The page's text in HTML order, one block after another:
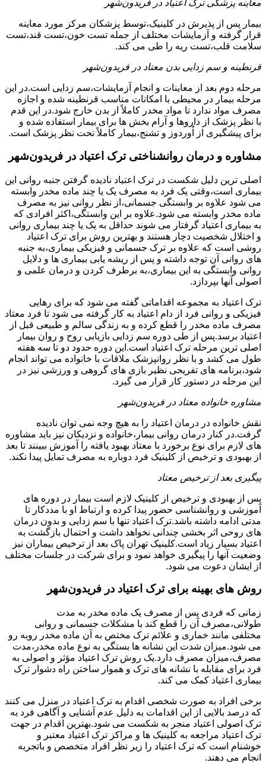
معاینه پزشکی ترک اعتیاد در فریدون‌شهر
بیمار پس از پذیرش در کلینیک،توسط پزشکان مرکز مورد معاینه
قرار گرفته و آزمایشات مختلف از جمله تست خون،تست قند،تست
سلامت قلب،تست ریه را طی می کند.
قرنطینه و سم زدایی بدن معتاد در فریدون‌شهر
مرحله دوم بعد از معاینات و انجام آزمایشات،سم زدایی است.در این
مرحله بیمار در محیطی با امکانات مناسب قرنطینه شده و اجازه
مصرف مواد ندارد تا مواد مخدر کاملاً از بدن خارج شود.در این قدم
با نظر پزشک از داروها و آرام بخش ها برای بیمار استفاده شده و
برای پیشگیری از اُوردوز و تشنج،بیمار کاملاً تحت نظر پزشک است.
مشاوره و درمان روانشناختی ترک اعتیاد در فریدون‌شهر
اصلی ترین دلیل شکست در ترک اعتیاد نادیده گرفتن جنبه روانی این
بیماری است،وقتی یک فرد به مصرف یک یا چند ماده مخدر وابسته
می شود علاوه بر وابستگی جسمانی،از نظر روانی نیز به مصرف
ماده مخدر وابسته می شود.علاوه بر این وابستگی،اکثر افرادی که
به بیماری اعتیاد گرفتار می شوند حداقل به یک یا چند بیماری روانی
و اختلال شخصیت دچار هستند و بهترین روش برای ترک اعتیاد
روشی است که علاوه بر ترک جسمانی و فیزیکی بیماری،به جنبه
های روانی آن توجه داشته و پس از ریشه یابی بیماری ها و دلایل
روانی وابستگی به این بیماری،به برطرف کردن و درمان علمی و
اصولی آنها بپردازد.
ترک اعتیاد به مجموعه اقداماتی گفته می شود که برای رهایی
فیزیکی و روانی فرد از دام اعتیاد به کار گرفته می شود تا فرد معتاد
مصرف ماده مخدر را قطع کرده و به زندگی سالم و طبیعی قبل از
اعتیاد برسد.پس از طی دوره سم زدایی بازیابی روح و روان بیمار
اصلی ترین مرحله ترک اعتیاد است.این دوره حدود دو تا سه هفته
طول می کشد و با نظر روانپزشک ملاقات با خانواده می تواند انجام
شود،برنامه های تفریحی نظیر بازی های گروهی و ورزشی نیز در
این مرحله در دستور کار قرار می گیرد.
مشاوره خانواده معتاد در فریدون‌شهر
نقش خانواده در درمان اعتیاد را به هیچ وجه نمی توان نادیده
گرفت.در کنار درمان روانی بیمار،خانواده و نزدیکان نیز باید مشاوره
های لازم برای نوع برخورد با معتاد بهبود یافته را آموزش ببینند تا بعد
از بهبودی و ترخیص از کلینیک فرد دوباره به مصرف تمایل پیدا نکند.
پیگیری بعد از ترخیص معتاد
پس از بهبودی و ترخیص از کلینیک لازم است بیمار در دوره های
آموزشی و روانشناسی حضور پیدا کرده و ارتباط او با مددکار تا
مدتی ادامه داشته باشد.ترک اعتیاد تنها با سم زدایی و بدون درمان
های روحی اثر بخشی چندانی نخواهد داشت و احتمال بازگشت به
اعتیاد بسیار زیاد است.کلینیک تهران پاک بعد از ترخیص بیماران نیز
وضعیت آنها را پیگیری خواهد نمود و برای شرکت در جلسات مختلف
از ایشان دعوت می شود.
روش های بهینه برای ترک اعتیاد در فریدون‌شهر
زمانی که فردی پس از مصرف یک ماده مخدر به مدت
طولانی،مصرف آن را قطع کند با مشکلات جسمانی و روانی
مختلفی مانند خماری و علائم ترک مختص به آن ماده مخدر روبه رو
می شود.میزان شدت این نشانه ها بستگی به نوع ماده مخدر،مدت
مصرف،میزان مصرف دارد.یک روش ترک اعتیاد مؤثر و اصولی به
فرد برای مقابله با نشانه های ترک و هموار ساختن راه دشوار ترک
بیماری اعتیاد کمک می کند.
برخی افراد به صورت شخصی اقدام به ترک اعتیاد در منزل می کنند
که درصد بالایی از این اقدامات به دلیل عدم آشنایی و آگاهی فرد به
ترک اصولی اعتیاد منجر به شکست می شود.بهترین اقدام در جهت
ترک اعتیاد مراجعه به کلینیک ها و مراکز ترک اعتیاد معتبر و
خوشنام است که ترک اعتیاد را زیر نظر افراد متخصص و باتجربه
انجام می دهند.